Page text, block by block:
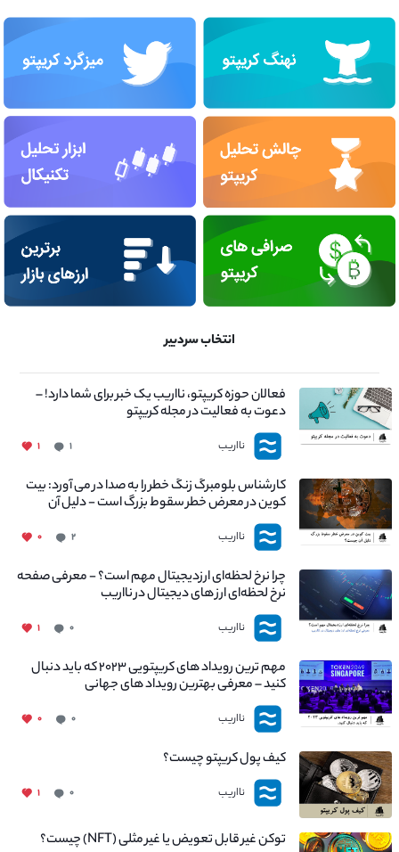
انتخاب سردبیر
فعالان حوزه کریپتو، نااریب یک خبر برای شما دارد! –
دعوت به فعالیت در مجله کریپتو
نااریب ۱ ۱
کارشناس بلومبرگ زنگ خطر را به صدا در می آورد: بیت
کوین در معرض خطر سقوط بزرگ است - دلیل آن
چیست؟
نااریب ۲ ۰
چرا نرخ لحظه‌ای ارزدیجیتال مهم است؟ - معرفی صفحه
نرخ لحظه‌ای ارز های دیجیتال در نااریب
نااریب ۰ ۱
مهم ترین رویداد های کریپتویی ۲۰۲۳ که باید دنبال
کنید – معرفی بهترین رویداد های جهانی
نااریب ۰ ۰
کیف پول کریپتو چیست؟
نااریب ۰ ۱
توکن غیر قابل تعویض یا غیر مثلی (NFT) چیست؟